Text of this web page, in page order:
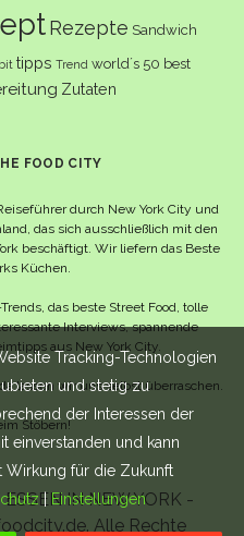
Rezepte Sandwich
tipps Trend world´s 50 best
Zutaten
FOOD CITY
durch New York City und
das sich ausschließlich mit den
beschäftigt. Wir liefern das Beste
Küchen.
das beste Street Food, tolle
Interviews, spannende
aus New York City.
lassen wir uns selbst überraschen.
Stöbern!
IN NEW YORK -
Alle Rechte
Tracking-Technologien
und stetig zu
der Interessen der
einverstanden und kann
Wirkung für die Zukunft
| Einstellungen